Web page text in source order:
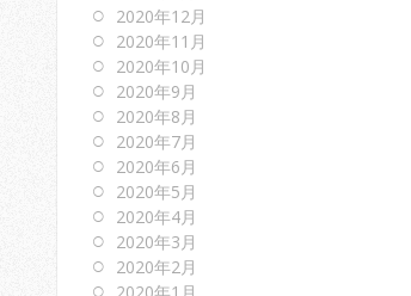
2020年12月
2020年11月
2020年10月
2020年9月
2020年8月
2020年7月
2020年6月
2020年5月
2020年4月
2020年3月
2020年2月